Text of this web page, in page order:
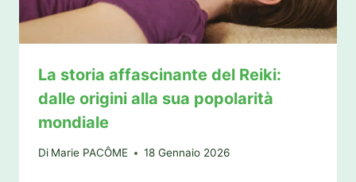
La storia affascinante del Reiki:
dalle origini alla sua popolarità
mondiale
Di Marie PACÔME 18 Gennaio 2026